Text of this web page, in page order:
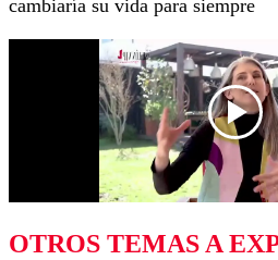
cambiaría su vida para siempre
OTROS TEMAS A